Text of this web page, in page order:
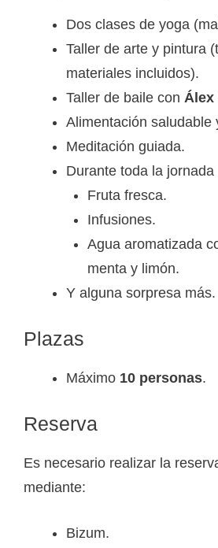
Dos clases de yoga
Taller de arte y pintura
materiales incluidos).
Taller de baile con Álex
Alimentación saludable
Meditación guiada.
Durante toda la jornada
Fruta fresca.
Infusiones.
Agua aromatizada
menta y limón.
Y alguna sorpresa más.
Plazas
Máximo 10 personas.
Reserva
Es necesario realizar la
mediante:
Bizum.